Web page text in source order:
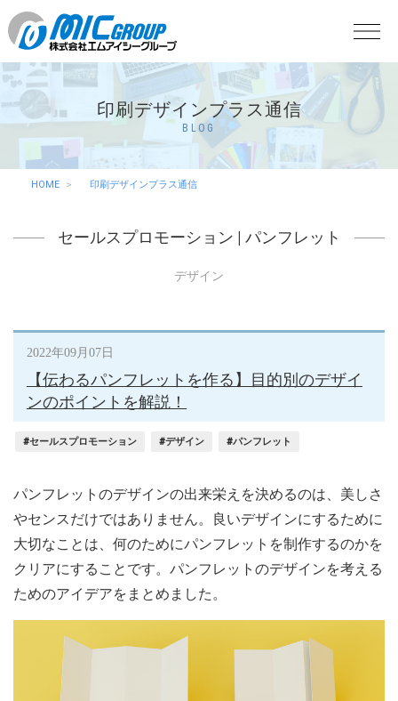
印刷デザインプラス通信
BLOG
HOME 印刷デザインプラス通信
セールスプロモーション | パンフレット
デザイン
2022年09月07日
【伝わるパンフレットを作る】目的別のデザイ
ンのポイントを解説！
#セールスプロモーション #デザイン #パンフレット
パンフレットのデザインの出来栄えを決めるのは、美しさ
やセンスだけではありません。良いデザインにするために
大切なことは、何のためにパンフレットを制作するのかを
クリアにすることです。パンフレットのデザインを考える
ためのアイデアをまとめました。